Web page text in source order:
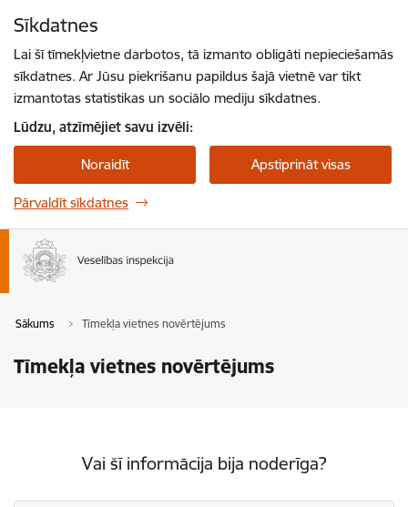
Sīkdatnes
Lai šī tīmekļvietne darbotos, tā izmanto obligāti nepieciešamās
sīkdatnes. Ar Jūsu piekrišanu papildus šajā vietnē var tikt
izmantotas statistikas un sociālo mediju sīkdatnes.
Lūdzu, atzīmējiet savu izvēli:
Noraidīt Apstiprināt visas
Pārvaldīt sīkdatnes
Sākums Tīmekļa vietnes novērtējums
Tīmekļa vietnes novērtējums
Vai šī informācija bija noderīga?